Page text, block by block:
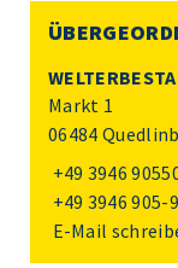
Markt 1
06484
+49 3946
+49 3946 905-
E-Mail